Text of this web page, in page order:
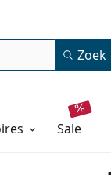
Zoek
sale